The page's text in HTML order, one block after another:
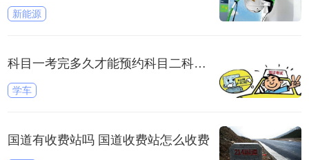
新能源
科目一考完多久才能预约科目二科目三
学车
国道有收费站吗 国道收费站怎么收费